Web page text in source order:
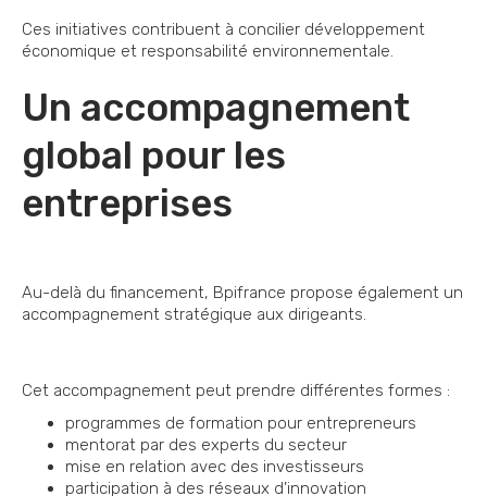
Ces initiatives contribuent à concilier développement
économique et responsabilité environnementale.
Un accompagnement
global pour les
entreprises
Au-delà du financement, Bpifrance propose également un
accompagnement stratégique aux dirigeants.
Cet accompagnement peut prendre différentes formes :
programmes de formation pour entrepreneurs
mentorat par des experts du secteur
mise en relation avec des investisseurs
participation à des réseaux d’innovation